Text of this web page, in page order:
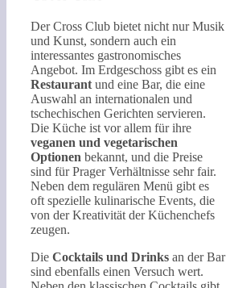
Der Cross Club bietet nicht nur Musik
und Kunst, sondern auch ein
interessantes gastronomisches
Angebot. Im Erdgeschoss gibt es ein
Restaurant und eine Bar, die eine
Auswahl an internationalen und
tschechischen Gerichten servieren.
Die Küche ist vor allem für ihre
veganen und vegetarischen
Optionen bekannt, und die Preise
sind für Prager Verhältnisse sehr fair.
Neben dem regulären Menü gibt es
oft spezielle kulinarische Events, die
von der Kreativität der Küchenchefs
zeugen.
Die Cocktails und Drinks an der Bar
sind ebenfalls einen Versuch wert.